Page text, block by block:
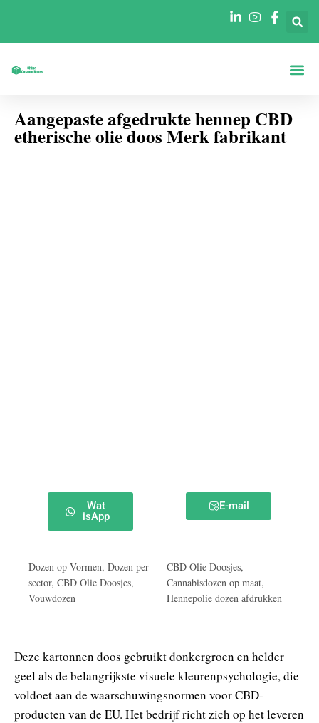
Aangepaste afgedrukte hennep CBD
etherische olie doos Merk fabrikant
Wat
isApp
E-mail
Dozen op Vormen, Dozen per
sector, CBD Olie Doosjes,
Vouwdozen
CBD Olie Doosjes,
Cannabisdozen op maat,
Hennepolie dozen afdrukken
Deze kartonnen doos gebruikt donkergroen en helder
geel als de belangrijkste visuele kleurenpsychologie, die
voldoet aan de waarschuwingsnormen voor CBD-
producten van de EU. Het bedrijf richt zich op het leveren